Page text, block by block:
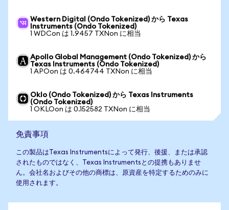
Western Digital (Ondo Tokenized) から Texas
Instruments (Ondo Tokenized)
1 WDCon は 1.9457 TXNon に相当
Apollo Global Management (Ondo Tokenized) から
Texas Instruments (Ondo Tokenized)
1 APOon は 0.464744 TXNon に相当
Oklo (Ondo Tokenized) から Texas Instruments
(Ondo Tokenized)
1 OKLOon は 0.152582 TXNon に相当
免責事項
この製品はTexas Instrumentsによって発行、後援、または承認
されたものではなく、Texas Instrumentsとの提携もありませ
ん。会社名およびその他の商標は、原資産を特定するためのみに
使用されます。